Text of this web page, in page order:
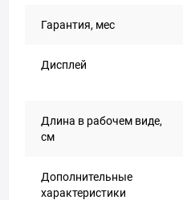
Гарантия, мес
Дисплей
Длина в рабочем виде,
см
Дополнительные
характеристики